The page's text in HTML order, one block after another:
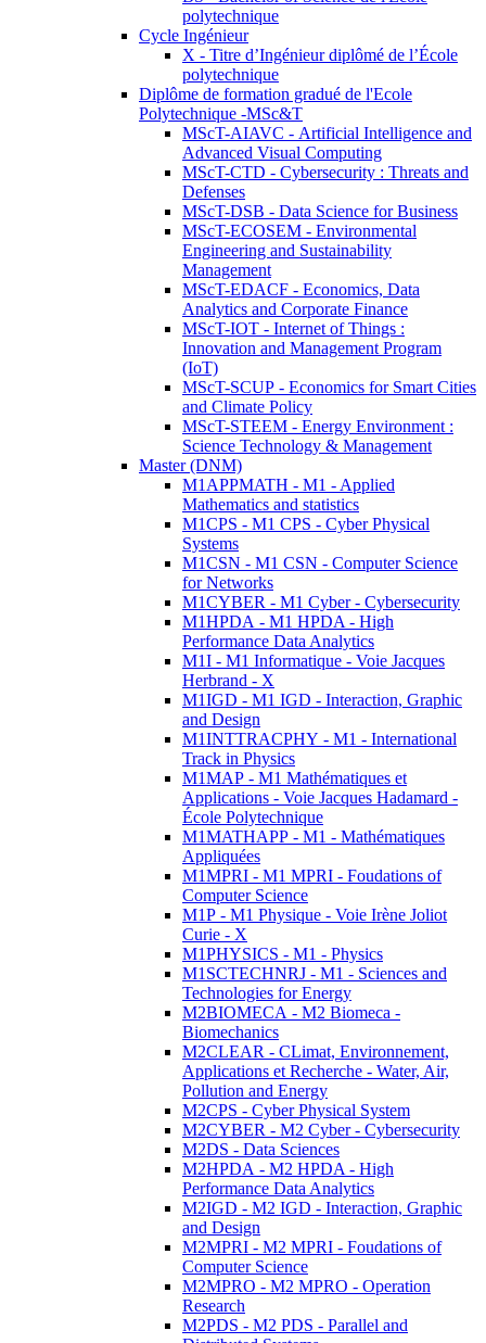
polytechnique
Cycle Ingénieur
X - Titre d’Ingénieur diplômé de l’École
polytechnique
Diplôme de formation gradué de l'Ecole
Polytechnique -MSc&T
MScT-AIAVC - Artificial Intelligence and
Advanced Visual Computing
MScT-CTD - Cybersecurity : Threats and
Defenses
MScT-DSB - Data Science for Business
MScT-ECOSEM - Environmental
Engineering and Sustainability
Management
MScT-EDACF - Economics, Data
Analytics and Corporate Finance
MScT-IOT - Internet of Things :
Innovation and Management Program
(IoT)
MScT-SCUP - Economics for Smart Cities
and Climate Policy
MScT-STEEM - Energy Environment :
Science Technology & Management
Master (DNM)
M1APPMATH - M1 - Applied
Mathematics and statistics
M1CPS - M1 CPS - Cyber Physical
Systems
M1CSN - M1 CSN - Computer Science
for Networks
M1CYBER - M1 Cyber - Cybersecurity
M1HPDA - M1 HPDA - High
Performance Data Analytics
M1I - M1 Informatique - Voie Jacques
Herbrand - X
M1IGD - M1 IGD - Interaction, Graphic
and Design
M1INTTRACPHY - M1 - International
Track in Physics
M1MAP - M1 Mathématiques et
Applications - Voie Jacques Hadamard -
École Polytechnique
M1MATHAPP - M1 - Mathématiques
Appliquées
M1MPRI - M1 MPRI - Foudations of
Computer Science
M1P - M1 Physique - Voie Irène Joliot
Curie - X
M1PHYSICS - M1 - Physics
M1SCTECHNRJ - M1 - Sciences and
Technologies for Energy
M2BIOMECA - M2 Biomeca -
Biomechanics
M2CLEAR - CLimat, Environnement,
Applications et Recherche - Water, Air,
Pollution and Energy
M2CPS - Cyber Physical System
M2CYBER - M2 Cyber - Cybersecurity
M2DS - Data Sciences
M2HPDA - M2 HPDA - High
Performance Data Analytics
M2IGD - M2 IGD - Interaction, Graphic
and Design
M2MPRI - M2 MPRI - Foudations of
Computer Science
M2MPRO - M2 MPRO - Operation
Research
M2PDS - M2 PDS - Parallel and